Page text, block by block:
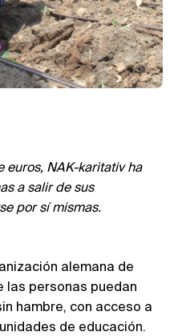
euros, NAK-karitativ ha
a salir de sus
por sí mismas.
alemana de
las personas puedan
hambre, con acceso a
de educación.